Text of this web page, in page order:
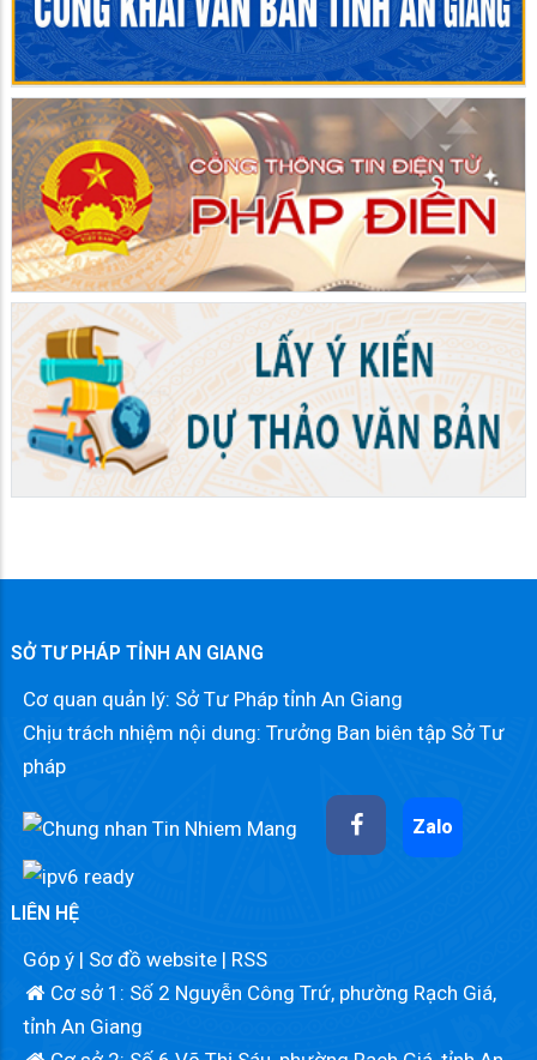
SỞ TƯ PHÁP TỈNH AN GIANG
Cơ quan quản lý: Sở Tư Pháp tỉnh An Giang
Chịu trách nhiệm nội dung: Trưởng Ban biên tập Sở Tư
pháp
Zalo
LIÊN HỆ
Góp ý | Sơ đồ website | RSS
Cơ sở 1: Số 2 Nguyễn Công Trứ, phường Rạch Giá,
tỉnh An Giang